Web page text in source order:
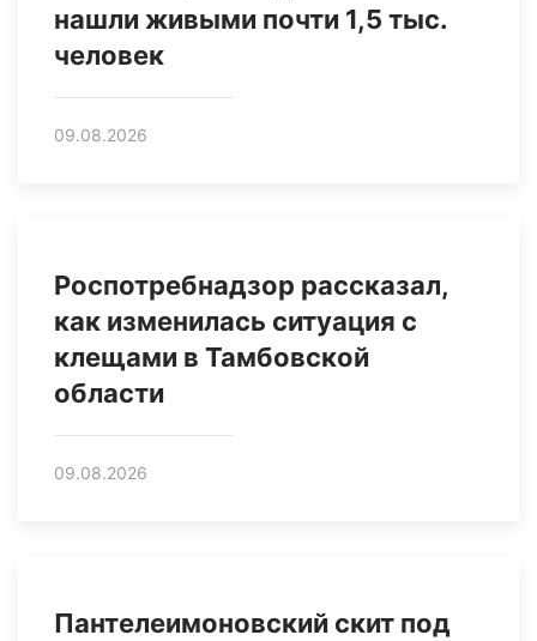
нашли живыми почти 1,5 тыс.
человек
09.08.2026
Роспотребнадзор рассказал,
как изменилась ситуация с
клещами в Тамбовской
области
09.08.2026
Пантелеимоновский скит под